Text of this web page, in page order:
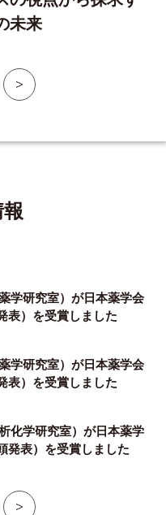
未来
学研究室）が日本薬学会
表）を受賞しました
学研究室）が日本薬学会
表）を受賞しました
化学研究室）が日本薬学
発表）を受賞しました